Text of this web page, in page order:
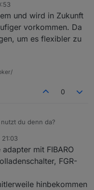
es 100% Licht
100% Dunkelheit. Im
einheitliche
das irgendwie (via
das irgendwann mal
und wird in Zukunft
vorkommen. Da
um es flexibler zu
0
du denn da?
States an mit etwas
zu machen.
(ungetestet)
'val':
mit FIBARO
FGR-
hinbekommen